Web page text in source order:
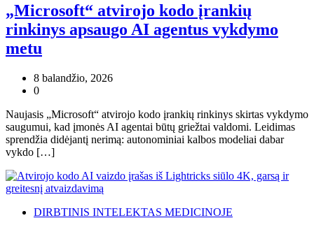
„Microsoft“ atvirojo kodo įrankių
rinkinys apsaugo AI agentus vykdymo
metu
8 balandžio, 2026
0
Naujasis „Microsoft“ atvirojo kodo įrankių rinkinys skirtas vykdymo
saugumui, kad įmonės AI agentai būtų griežtai valdomi. Leidimas
sprendžia didėjantį nerimą: autonominiai kalbos modeliai dabar
vykdo […]
DIRBTINIS INTELEKTAS MEDICINOJE